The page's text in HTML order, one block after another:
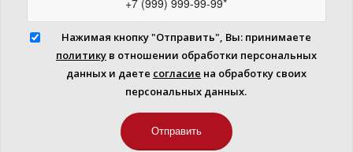
Нажимая кнопку "Отправить", Вы: принимаете
политикув отношении обработки персональных
данных и даете согласие на обработку своих
персональных данных.